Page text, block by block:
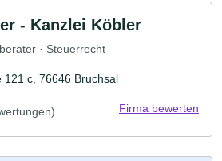
- Kanzlei Köbler
· Steuerrecht
c, 76646 Bruchsal
Firma bewerten